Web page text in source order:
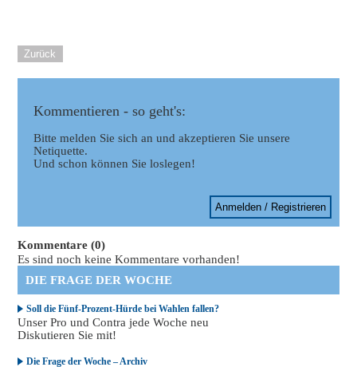
Zurück
Kommentieren - so geht's:
Bitte melden Sie sich an und akzeptieren Sie unsere
Netiquette.
Und schon können Sie loslegen!
Anmelden / Registrieren
Kommentare (0)
Es sind noch keine Kommentare vorhanden!
DIE FRAGE DER WOCHE
Soll die Fünf-Prozent-Hürde bei Wahlen fallen?
Unser Pro und Contra jede Woche neu
Diskutieren Sie mit!
Die Frage der Woche – Archiv